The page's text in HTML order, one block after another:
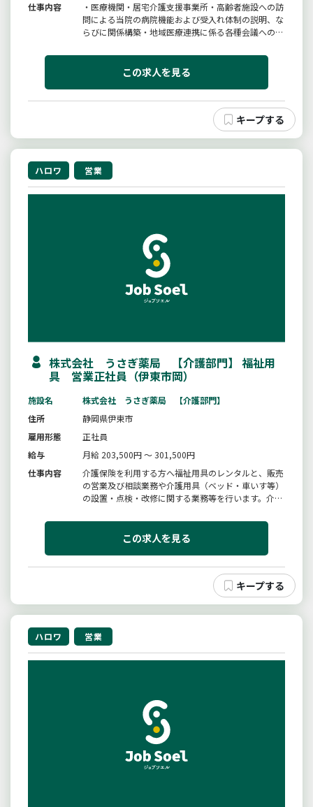
仕事内容
・医療機関・居宅介護支援事業所・高齢者施設への訪
問による当院の病院機能および受入れ体制の説明、な
らびに関係構築・地域医療連携に係る各種会議への参
補助・院内各関係部署との情報共有を通じた、地域ニ
−ズの把握・地域二−ズを踏まえた受入体制の構築およ
この求人を見る
ハロワ 営業
株式会社 うさぎ薬局 【介護部門】 福祉用
具 営業正社員（伊東市岡）
施設名
株式会社 うさぎ薬局 【介護部門】
住所
静岡県伊東市
雇用形態
正社員
給与
月給 203,500円 ～ 301,500円
仕事内容
介護保険を利用する方へ福祉用具のレンタルと、販売
の営業及び相談業務や介護用具（ベッド・車いす等）
の設置・点検・改修に関する業務等を行います。介護
コーディネーターとして、住宅を改修する家の改修場
所申請、材料の手配、大工さんの手配、パソコンを使
この求人を見る
ハロワ 営業